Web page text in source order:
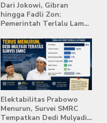
Dari Jokowi, Gibran
hingga Fadli Zon:
Pemerintah Terlalu Lama
Stockpile Batu Bara Masih
Mengepung Candi Muaro
Jambi
Elektabilitas Prabowo
Menurun, Survei SMRC
Tempatkan Dedi Mulyadi